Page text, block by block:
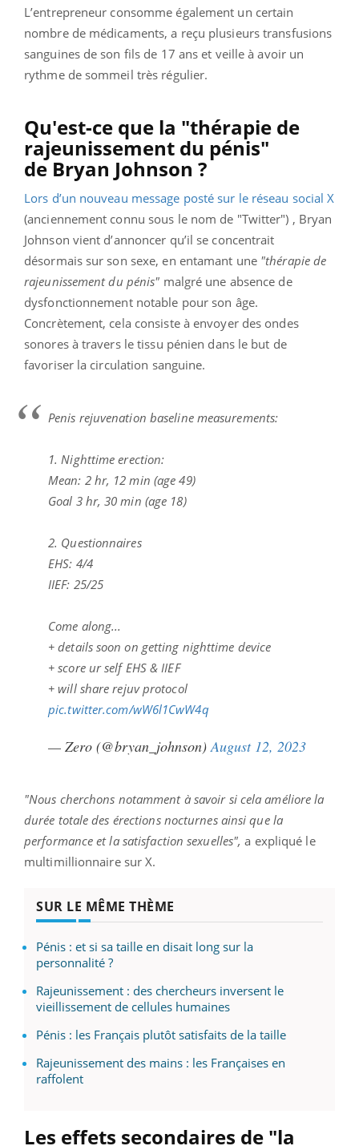
L’entrepreneur consomme également un certain
nombre de médicaments, a reçu plusieurs transfusions
sanguines de son fils de 17 ans et veille à avoir un
rythme de sommeil très régulier.
Qu'est-ce que la "thérapie de
rajeunissement du pénis"
de Bryan Johnson ?
Lors d’un nouveau message posté sur le réseau social X
(anciennement connu sous le nom de "Twitter") , Bryan
Johnson vient d’annoncer qu’il se concentrait
désormais sur son sexe, en entamant une "thérapie de
rajeunissement du pénis" malgré une absence de
dysfonctionnement notable pour son âge.
Concrètement, cela consiste à envoyer des ondes
sonores à travers le tissu pénien dans le but de
favoriser la circulation sanguine.
Penis rejuvenation baseline measurements:
1. Nighttime erection:
Mean: 2 hr, 12 min (age 49)
Goal 3 hr, 30 min (age 18)
2. Questionnaires
EHS: 4/4
IIEF: 25/25
Come along...
+ details soon on getting nighttime device
+ score ur self EHS & IIEF
+ will share rejuv protocol
pic.twitter.com/wW6l1CwW4q
— Zero (@bryan_johnson) August 12, 2023
"Nous cherchons notamment à savoir si cela améliore la
durée totale des érections nocturnes ainsi que la
performance et la satisfaction sexuelles", a expliqué le
multimillionnaire sur X.
SUR LE MÊME THÈME
Pénis : et si sa taille en disait long sur la
personnalité ?
Rajeunissement : des chercheurs inversent le
vieillissement de cellules humaines
Pénis : les Français plutôt satisfaits de la taille
Rajeunissement des mains : les Françaises en
raffolent
Les effets secondaires de "la